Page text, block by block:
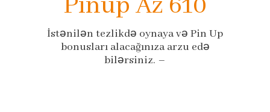
İstənilən tezlikdə oynaya və Pin Up
bonusları alacağınıza arzu edə
bilərsiniz. –